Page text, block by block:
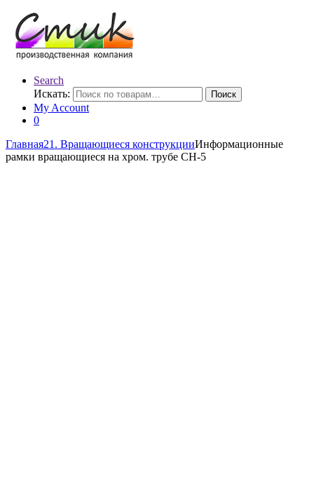
Search
Искать:
Поиск
My Account
0
Главная21. Вращающиеся конструкцииИнформационные
рамки вращающиеся на хром. трубе СН-5